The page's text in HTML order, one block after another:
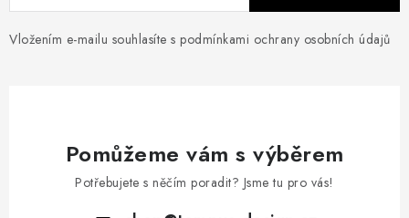
Vložením e-mailu souhlasíte s podmínkami ochrany osobních údajů
Pomůžeme vám s výběrem
Potřebujete s něčím poradit? Jsme tu pro vás!